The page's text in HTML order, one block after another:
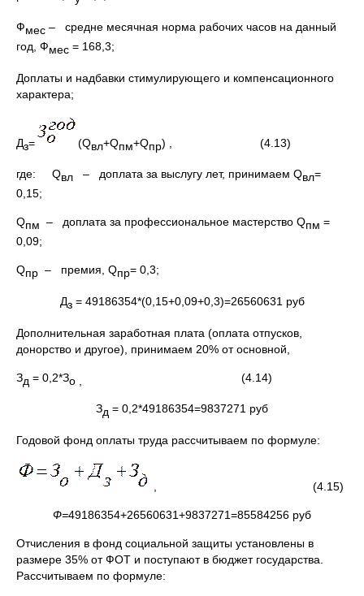
Фмес – средне месячная норма рабочих часов на данный
год, Фмес = 168,3;
Доплаты и надбавки стимулирующего и компенсационного
характера;
Дз= (Qвл+Qпм+Qпр) , (4.13)
где: Qвл – доплата за выслугу лет, принимаем Qвл=
0,15;
Qпм – доплата за профессиональное мастерство Qпм =
0,09;
Qпр – премия, Qпр= 0,3;
Дз= 49186354*(0,15+0,09+0,3)=26560631 руб
Дополнительная заработная плата (оплата отпусков,
донорство и другое), принимаем 20% от основной,
Зд = 0,2*Зо , (4.14)
Зд = 0,2*49186354=9837271 руб
Годовой фонд оплаты труда рассчитываем по формуле:
, (4.15)
Ф=49186354+26560631+9837271=85584256 руб
Отчисления в фонд социальной защиты установлены в
размере 35% от ФОТ и поступают в бюджет государства.
Рассчитываем по формуле: